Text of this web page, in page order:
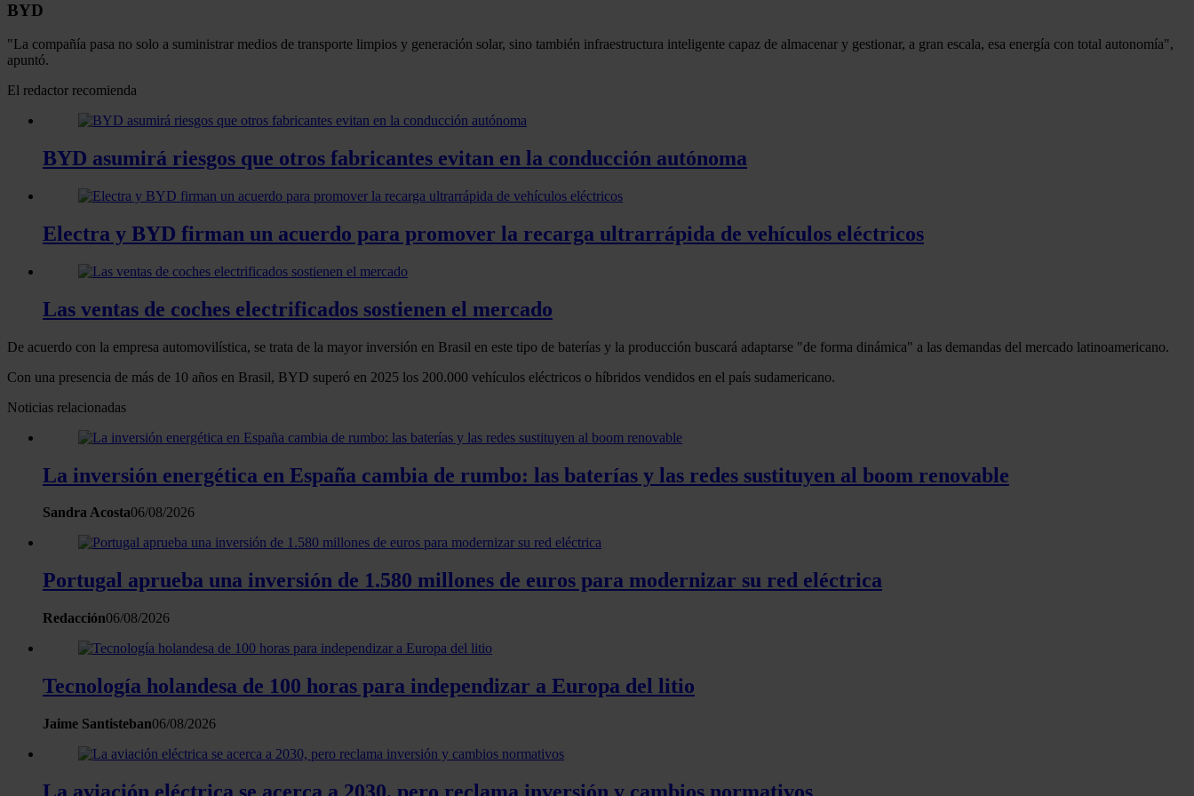
BYD
"La compañía pasa no solo a suministrar medios de transporte limpios y generación solar, sino también infraestructura inteligente capaz de almacenar y gestionar, a gran escala, esa energía con total autonomía",
apuntó.
El redactor recomienda
BYD asumirá riesgos que otros fabricantes evitan en la conducción autónoma
Electra y BYD firman un acuerdo para promover la recarga ultrarrápida de vehículos eléctricos
Las ventas de coches electrificados sostienen el mercado
De acuerdo con la empresa automovilística, se trata de la mayor inversión en Brasil en este tipo de baterías y la producción buscará adaptarse "de forma dinámica" a las demandas del mercado latinoamericano.
Con una presencia de más de 10 años en Brasil, BYD superó en 2025 los 200.000 vehículos eléctricos o híbridos vendidos en el país sudamericano.
Noticias relacionadas
La inversión energética en España cambia de rumbo: las baterías y las redes sustituyen al boom renovable
Sandra Acosta06/08/2026
Portugal aprueba una inversión de 1.580 millones de euros para modernizar su red eléctrica
Redacción06/08/2026
Tecnología holandesa de 100 horas para independizar a Europa del litio
Jaime Santisteban06/08/2026